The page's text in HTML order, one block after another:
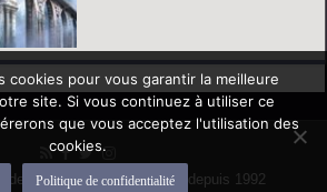
des mondes de l'imaginaire depuis 1992
cookies pour vous garantir la meilleure
site. Si vous continuez à utiliser ce
que vous acceptez l'utilisation des
cookies.
Politique de confidentialité